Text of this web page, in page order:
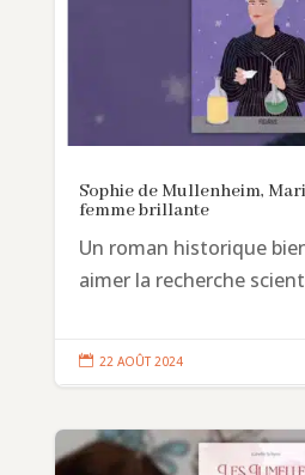
Sophie de Mullenheim,
femme brillante
Un roman historique
aimer la recherche
 22 AOÛT 2024